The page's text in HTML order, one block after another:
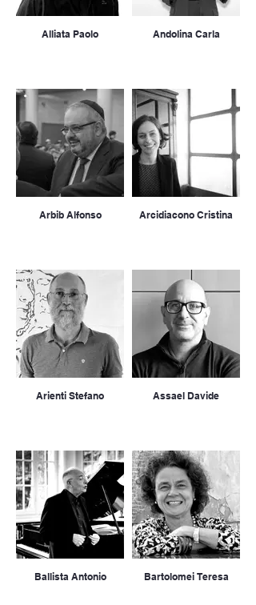
Alliata Paolo Andolina Carla
Arbib Alfonso Arcidiacono Cristina
Arienti Stefano Assael Davide
Ballista Antonio Bartolomei Teresa